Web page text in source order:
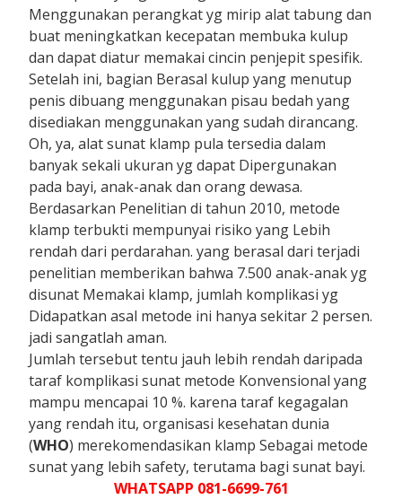
Menggunakan perangkat yg mirip alat tabung dan
buat meningkatkan kecepatan membuka kulup
dan dapat diatur memakai cincin penjepit spesifik.
Setelah ini, bagian Berasal kulup yang menutup
penis dibuang menggunakan pisau bedah yang
disediakan menggunakan yang sudah dirancang.
Oh, ya, alat sunat klamp pula tersedia dalam
banyak sekali ukuran yg dapat Dipergunakan
pada bayi, anak-anak dan orang dewasa.
Berdasarkan Penelitian di tahun 2010, metode
klamp terbukti mempunyai risiko yang Lebih
rendah dari perdarahan. yang berasal dari terjadi
penelitian memberikan bahwa 7.500 anak-anak yg
disunat Memakai klamp, jumlah komplikasi yg
Didapatkan asal metode ini hanya sekitar 2 persen.
jadi sangatlah aman.
Jumlah tersebut tentu jauh lebih rendah daripada
taraf komplikasi sunat metode Konvensional yang
mampu mencapai 10 %. karena taraf kegagalan
yang rendah itu, organisasi kesehatan dunia
(WHO) merekomendasikan klamp Sebagai metode
sunat yang lebih safety, terutama bagi sunat bayi.
WHATSAPP 081-6699-761